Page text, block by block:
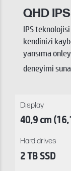
QHD
IPS
kendinizi
yansıma
deneyimi
Display
40,9 cm
Hard drives
2 TB SSD